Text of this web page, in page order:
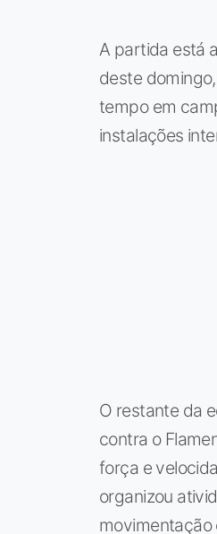
A partida está
deste
tempo em
instalações
O restante da
contra o
força e
organizou
movimentação